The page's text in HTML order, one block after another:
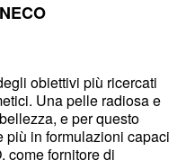
obiettivi più ricercati
Una pelle radiosa e
e per questo
più in formulazioni capaci
come fornitore di